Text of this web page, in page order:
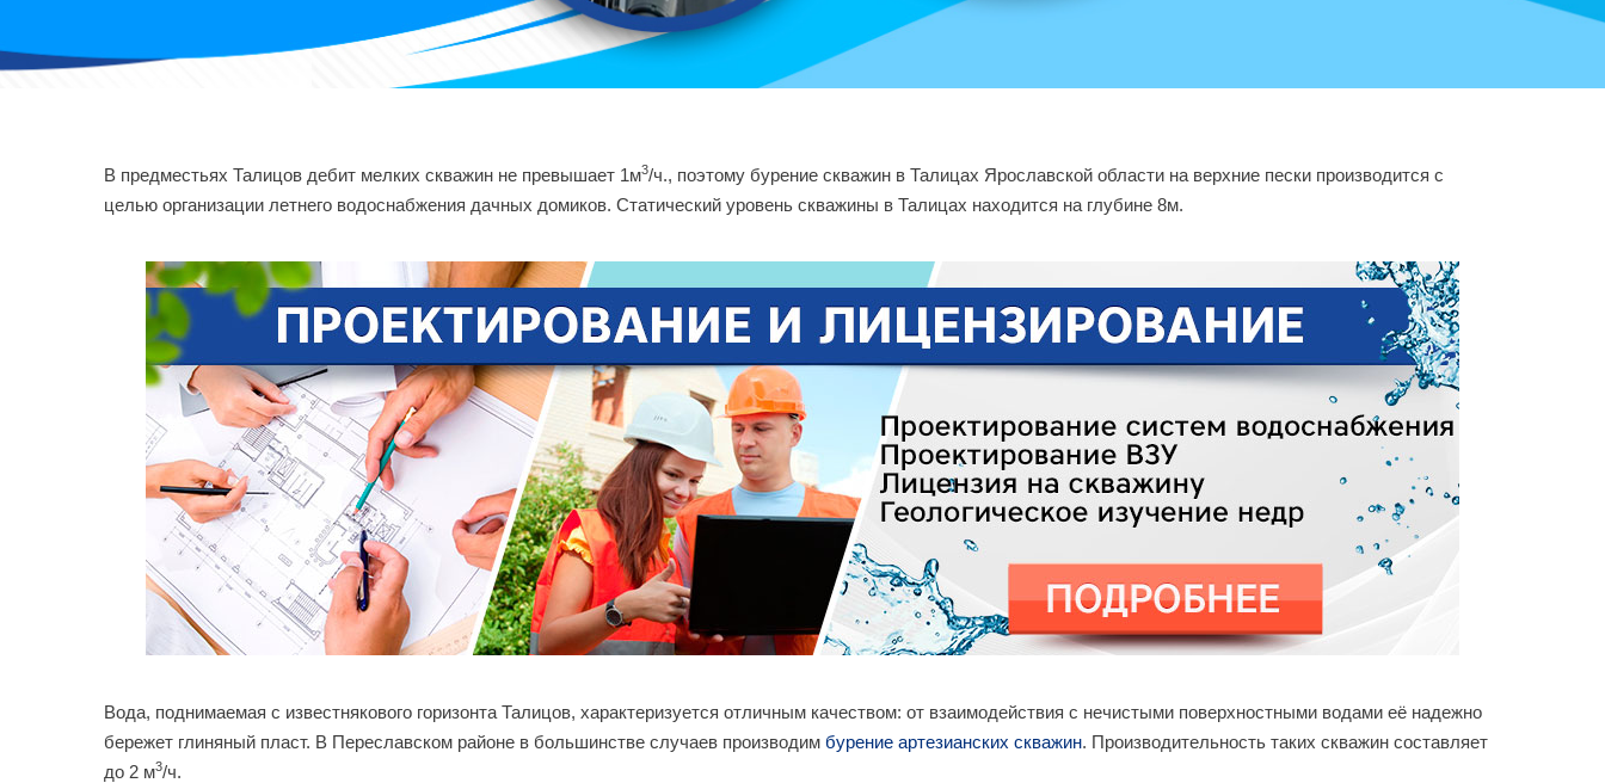
В предместьях Талицов дебит мелких скважин не превышает 1м3/ч., поэтому бурение скважин в Талицах Ярославской области на верхние пески производится с
целью организации летнего водоснабжения дачных домиков. Статический уровень скважины в Талицах находится на глубине 8м.
Вода, поднимаемая с известнякового горизонта Талицов, характеризуется отличным качеством: от взаимодействия с нечистыми поверхностными водами её надежно
бережет глиняный пласт. В Переславском районе в большинстве случаев производим бурение артезианских скважин. Производительность таких скважин составляет
до 2 м3/ч.